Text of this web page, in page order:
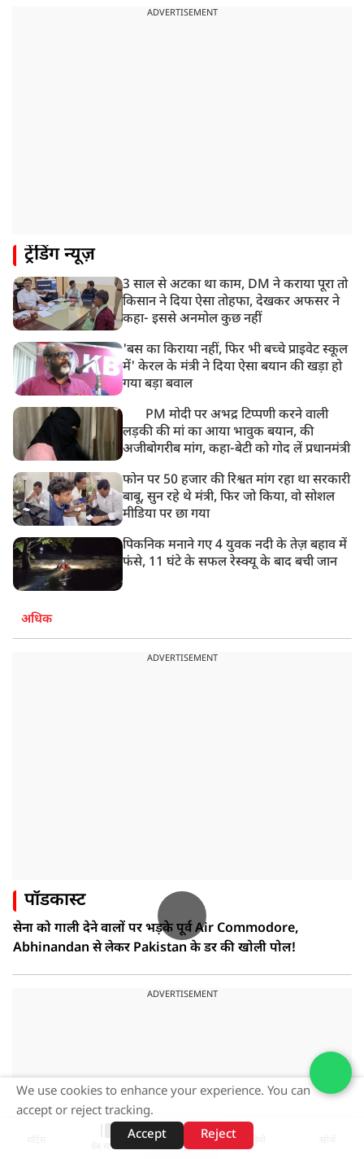
JPSC-JSSC को लेकर बेनतीजा रही सरकार और छात्रों के बीच
हिमाचल के चंबा में बड़ा सड़क हादसा, 7 यात्रियों की मौत; 11
9:23 AM
सलमान खान के घर के बाहर ड्यूटी पर तैनात पुलिसकर्मी की मौत,
अचानक बिगड़ी थी तबीयत
ADVERTISEMENT
ट्रेंडिंग न्यूज़
3 साल से अटका था काम, DM ने कराया पूरा तो
किसान ने दिया ऐसा तोहफा, देखकर अफसर ने
कहा- इससे अनमोल कुछ नहीं
'बस का किराया नहीं, फिर भी बच्चे प्राइवेट स्कूल
में' केरल के मंत्री ने दिया ऐसा बयान की खड़ा हो
गया बड़ा बवाल
PM मोदी पर अभद्र टिप्पणी करने वाली
लड़की की मां का आया भावुक बयान, की
अजीबोगरीब मांग, कहा-बेटी को गोद लें प्रधानमंत्री
फोन पर 50 हजार की रिश्वत मांग रहा था सरकारी
बाबू, सुन रहे थे मंत्री, फिर जो किया, वो सोशल
मीडिया पर छा गया
पिकनिक मनाने गए 4 युवक नदी के तेज़ बहाव में
फंसे, 11 घंटे के सफल रेस्क्यू के बाद बची जान
अधिक
ADVERTISEMENT
पॉडकास्ट
सेना को गाली देने वालों पर भड़के पूर्व Air Commodore,
Abhinandan से लेकर Pakistan के डर की खोली पोल!
ADVERTISEMENT
वेब स्टोरीज़
We use cookies to enhance your experience. You can
accept or reject tracking.
Accept
Reject